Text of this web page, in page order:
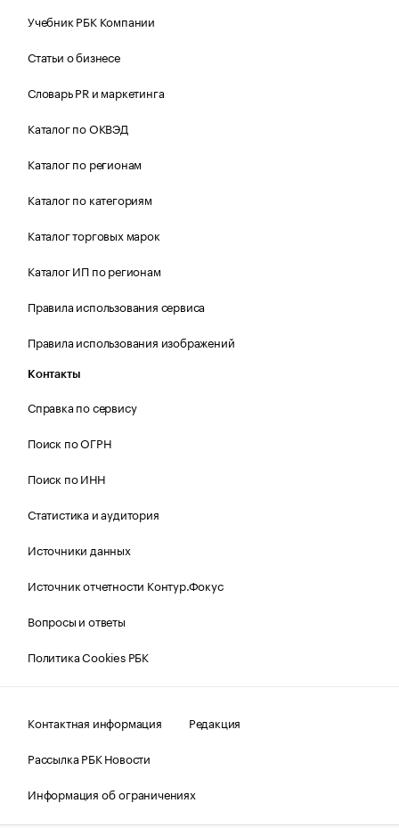
Учебник РБК Компании
Статьи о бизнесе
Словарь PR и маркетинга
Каталог по ОКВЭД
Каталог по регионам
Каталог по категориям
Каталог торговых марок
Каталог ИП по регионам
Правила использования сервиса
Правила использования изображений
Контакты
Справка по сервису
Поиск по ОГРН
Поиск по ИНН
Статистика и аудитория
Источники данных
Источник отчетности Контур.Фокус
Вопросы и ответы
Политика Cookies РБК
Контактная информация
Редакция
Рассылка РБК Новости
Информация об ограничениях